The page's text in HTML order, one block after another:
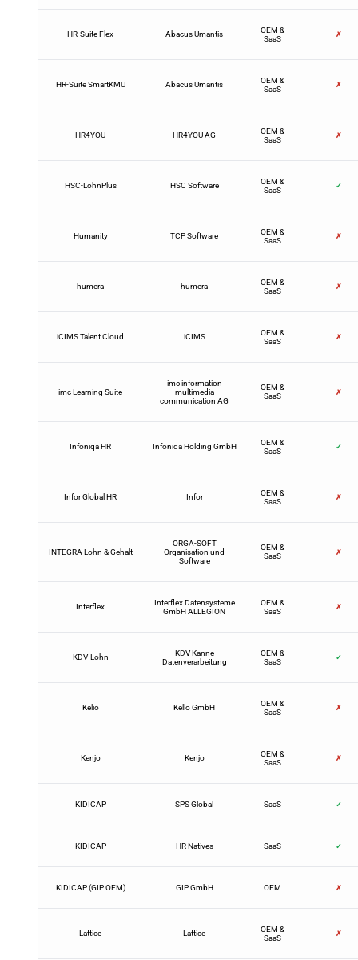
HR-Suite Flex Abacus Umantis
OEM &
SaaS
✗
HR-Suite SmartKMU Abacus Umantis
OEM &
SaaS
✗
HR4YOU HR4YOU AG
OEM &
SaaS
✗
HSC-LohnPlus HSC Software
OEM &
SaaS
✓
Humanity TCP Software
OEM &
SaaS
✗
humera humera
OEM &
SaaS
✗
iCIMS Talent Cloud iCIMS
OEM &
SaaS
✗
imc Learning Suite
imc information
multimedia
communication AG
OEM &
SaaS
✗
Infoniqa HR Infoniqa Holding GmbH
OEM &
SaaS
✓
Infor Global HR Infor
OEM &
SaaS
✗
INTEGRA Lohn & Gehalt
ORGA-SOFT
Organisation und
Software
OEM &
SaaS
✗
Interflex
Interflex Datensysteme
GmbH ALLEGION
OEM &
SaaS
✗
KDV-Lohn
KDV Kanne
Datenverarbeitung
OEM &
SaaS
✓
Kelio Kello GmbH
OEM &
SaaS
✗
Kenjo Kenjo
OEM &
SaaS
✗
KIDICAP SPS Global SaaS ✓
KIDICAP HR Natives SaaS ✓
KIDICAP (GIP OEM) GIP GmbH OEM ✗
Lattice Lattice
OEM &
SaaS
✗